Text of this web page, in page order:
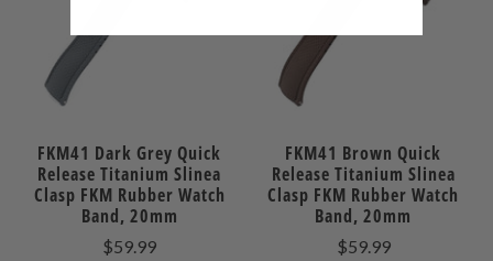
FKM41 Dark Grey Quick
Release Titanium Slinea
Clasp FKM Rubber Watch
Band, 20mm
$59.99
FKM41 Brown Quick
Release Titanium Slinea
Clasp FKM Rubber Watch
Band, 20mm
$59.99